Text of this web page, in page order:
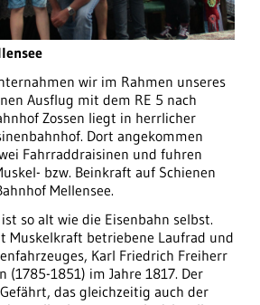
wir im Rahmen unseres
Ausflug mit dem RE 5 nach
Zossen liegt in herrlicher
Dort angekommen
Fahrraddraisinen und fuhren
bzw. Beinkraft auf Schienen
Mellensee.
so alt wie die Eisenbahn selbst.
Muskelkraft betriebene Laufrad und
Karl Friedrich Freiherr
(1785-1851) im Jahre 1817. Der
das gleichzeitig auch der